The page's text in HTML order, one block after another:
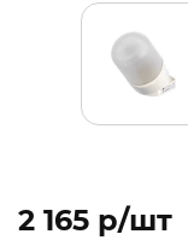
2 165 p/шт